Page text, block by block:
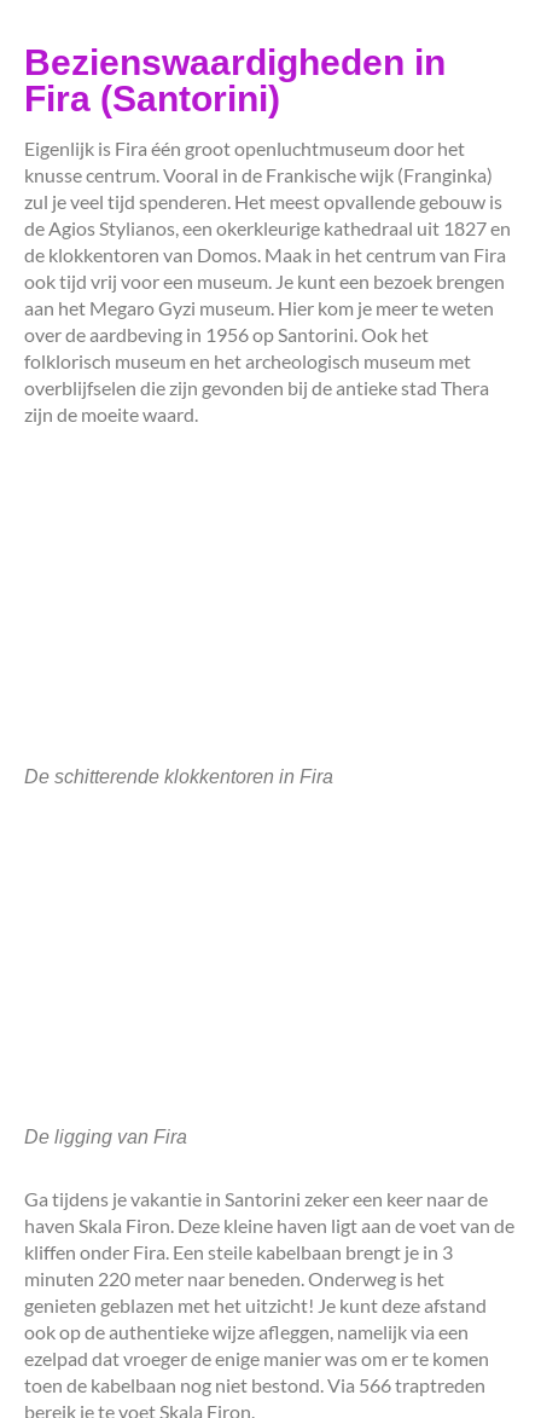
Bezienswaardigheden in
Fira (Santorini)
Eigenlijk is Fira één groot openluchtmuseum door het
knusse centrum. Vooral in de Frankische wijk (Franginka)
zul je veel tijd spenderen. Het meest opvallende gebouw is
de Agios Stylianos, een okerkleurige kathedraal uit 1827 en
de klokkentoren van Domos. Maak in het centrum van Fira
ook tijd vrij voor een museum. Je kunt een bezoek brengen
aan het Megaro Gyzi museum. Hier kom je meer te weten
over de aardbeving in 1956 op Santorini. Ook het
folklorisch museum en het archeologisch museum met
overblijfselen die zijn gevonden bij de antieke stad Thera
zijn de moeite waard.
De schitterende klokkentoren in Fira
De ligging van Fira
Ga tijdens je vakantie in Santorini zeker een keer naar de
haven Skala Firon. Deze kleine haven ligt aan de voet van de
kliffen onder Fira. Een steile kabelbaan brengt je in 3
minuten 220 meter naar beneden. Onderweg is het
genieten geblazen met het uitzicht! Je kunt deze afstand
ook op de authentieke wijze afleggen, namelijk via een
ezelpad dat vroeger de enige manier was om er te komen
toen de kabelbaan nog niet bestond. Via 566 traptreden
bereik je te voet Skala Firon.